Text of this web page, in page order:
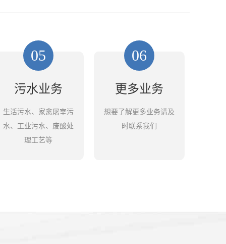
05
污水业务
生活污水、家禽屠宰污
水、工业污水、废酸处
理工艺等
06
更多业务
想要了解更多业务请及
时联系我们